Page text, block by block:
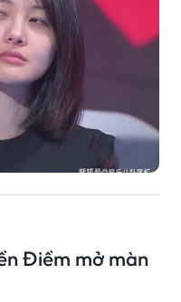
Điềm mở màn